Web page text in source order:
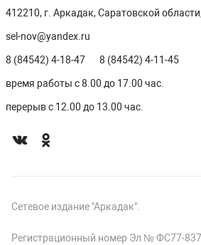
412210, г. Аркадак, Саратовской
sel-nov@yandex.ru
8 (84542) 4-18-47 8 (84542) 4-11-45
время работы с 8.00 до 17.00 час.
перерыв с 12.00 до 13.00 час.
Сетевое издание "Аркадак".
Регистрационный номер Эл № ФС77-